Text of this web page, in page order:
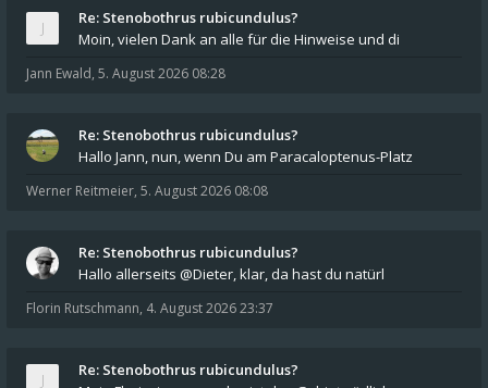
Re: Stenobothrus rubicundulus?
Moin, vielen Dank an alle für die Hinweise und di
Jann Ewald, 5. August 2026 08:28
Re: Stenobothrus rubicundulus?
Hallo Jann, nun, wenn Du am Paracaloptenus-Platz
Werner Reitmeier, 5. August 2026 08:08
Re: Stenobothrus rubicundulus?
Hallo allerseits @Dieter, klar, da hast du natürl
Florin Rutschmann, 4. August 2026 23:37
Re: Stenobothrus rubicundulus?